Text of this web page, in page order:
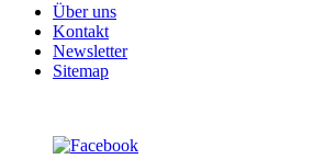
Über uns
Kontakt
Newsletter
Sitemap